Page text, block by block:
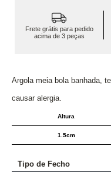
Frete grátis para pedido
acima de 3 peças
Argola meia bola banhada,
causar alergia.
Altura
1.5cm
Tipo de Fecho